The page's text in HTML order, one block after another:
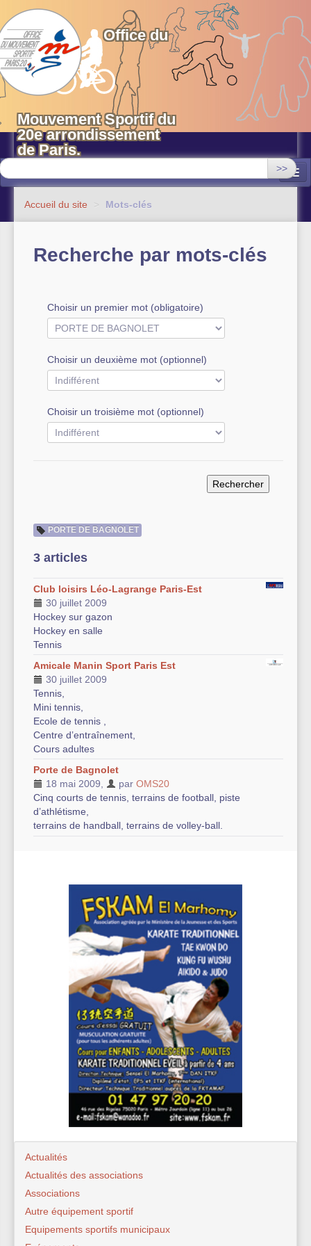
OMS 20 Paris
Office du
Mouvement Sportif du
20e arrondissement
de Paris.
>>
Equipements sportifs municipaux
OMS 20
Actualités
Autre équipement sportif
Actualités des associations
Accueil du site > Mots-clés
Recherche par mots-clés
Choisir un premier mot (obligatoire)
Choisir un deuxième mot (optionnel)
Choisir un troisième mot (optionnel)
PORTE DE BAGNOLET
3 articles
Club loisirs Léo-Lagrange Paris-Est
30 juillet 2009
Hockey sur gazon
Hockey en salle
Tennis
Amicale Manin Sport Paris Est
30 juillet 2009
Tennis,
Mini tennis,
Ecole de tennis ,
Centre d’entraînement,
Cours adultes
Porte de Bagnolet
18 mai 2009
par OMS20
Cinq courts de tennis, terrains de football, piste
d’athlétisme,
terrains de handball, terrains de volley-ball.
Actualités
Actualités des associations
Associations
Autre équipement sportif
Equipements sportifs municipaux